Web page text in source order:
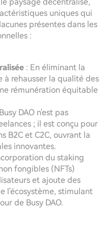
uniques qui
présentes dans les
:
: En éliminant la
à rehausser la qualité des
rémunération équitable
DAO n'est pas
; il est conçu pour
B2C et C2C, ouvrant la
innovantes.
du staking
fongibles (NFTs)
et ajoute des
l'écosystème, stimulant
de Busy DAO.